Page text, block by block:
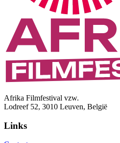
Afrika Filmfestival vzw.
Lodreef 52, 3010 Leuven, België
Links